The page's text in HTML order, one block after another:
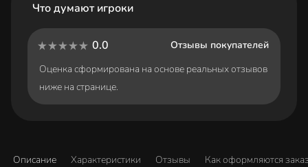
Что думают игроки
0.0
Отзывы покупателей
Оценка сформирована на основе реальных отзывов
ниже на странице.
Описание Характеристики Отзывы Как оформляются